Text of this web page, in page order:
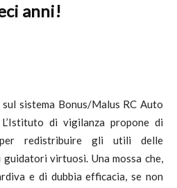
anni!
sistema Bonus/Malus RC Auto
di vigilanza propone di
per redistribuire gli utili delle
virtuosi. Una mossa che,
e di dubbia efficacia, se non